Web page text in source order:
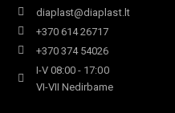
diaplast@diaplast.lt
+370 614 26717
+370 374 54026
I-V 08:00 - 17:00
VI-VII Nedirbame